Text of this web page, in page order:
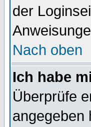
der
Nach oben
Ich habe
Überprüfe
angegeben